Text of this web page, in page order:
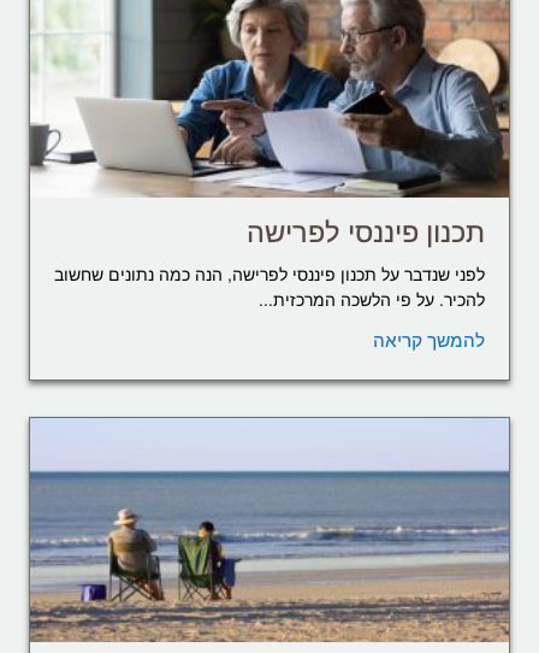
תכנון פיננסי לפרישה
לפני שנדבר על תכנון פיננסי לפרישה, הנה כמה נתונים שחשוב
להכיר. על פי הלשכה המרכזית...
להמשך קריאה